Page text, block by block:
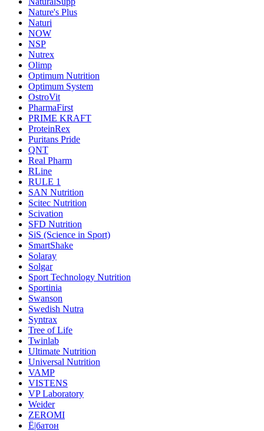
Nature's Plus
Naturi
NOW
NSP
Nutrex
Olimp
Optimum Nutrition
Optimum System
OstroVit
PharmaFirst
PRIME KRAFT
ProteinRex
Puritans Pride
QNT
Real Pharm
RLine
RULE 1
SAN Nutrition
Scitec Nutrition
Scivation
SFD Nutrition
SiS (Science in Sport)
SmartShake
Solaray
Solgar
Sport Technology Nutrition
Sportinia
Swanson
Swedish Nutra
Syntrax
Tree of Life
Twinlab
Ultimate Nutrition
Universal Nutrition
VAMP
VISTENS
VP Laboratory
Weider
ZEROMI
Ё|батон